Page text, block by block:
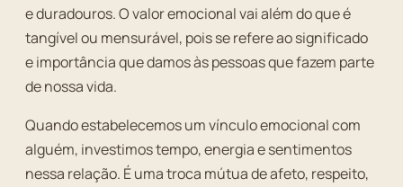
e duradouros. O valor emocional vai além do que é
tangível ou mensurável, pois se refere ao significado
e importância que damos às pessoas que fazem parte
de nossa vida.
Quando estabelecemos um vínculo emocional com
alguém, investimos tempo, energia e sentimentos
nessa relação. É uma troca mútua de afeto, respeito,